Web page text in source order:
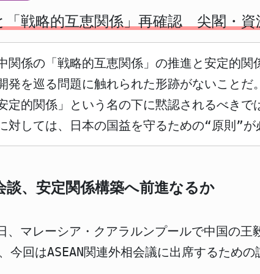
「戦略的互恵関係」再確認 尖閣・資
関係の「戦略的互恵関係」の推進と安定的
発を巡る問題に触れられた形跡がないこと
定的関係」という名の下に黙認されるべき
対しては、日本の国益を守るための“原則”が
談、安定関係構築へ前進なるか
、マレーシア・クアラルンプールで中国の
今回はASEAN関連外相会議に出席するための